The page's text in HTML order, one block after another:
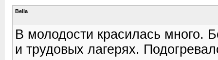
Bella
В молодости красилась много.
и трудовых лагерях.